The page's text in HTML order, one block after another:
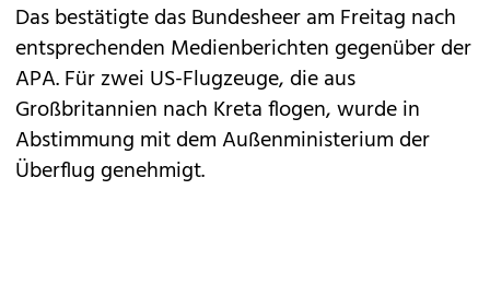
Das bestätigte das Bundesheer am Freitag nach
entsprechenden Medienberichten gegenüber der
APA. Für zwei US-Flugzeuge, die aus
Großbritannien nach Kreta flogen, wurde in
Abstimmung mit dem Außenministerium der
Überflug genehmigt.